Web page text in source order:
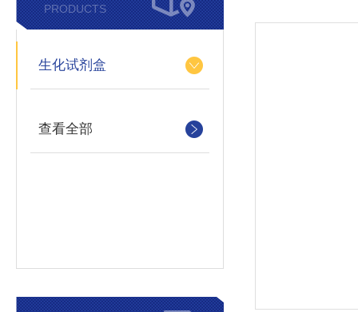
PRODUCTS
生化试剂盒
查看全部